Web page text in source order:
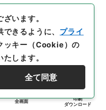
全画面
印刷
ダウンロード
います。
きるように、 プライ
ッキー（Cookie）の
します。
全て同意